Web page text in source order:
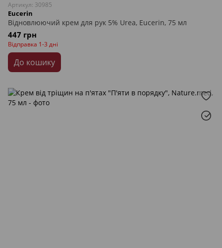
Артикул: 30985
Eucerin
Відновлюючий крем для рук 5% Urea, Eucerin, 75 мл
447 грн
Відправка 1-3 дні
До кошику